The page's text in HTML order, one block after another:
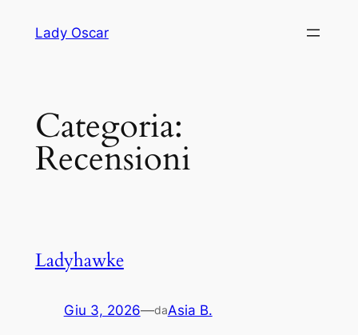
Lady Oscar
Categoria:
Recensioni
Ladyhawke
Giu 3, 2026—daAsia B.